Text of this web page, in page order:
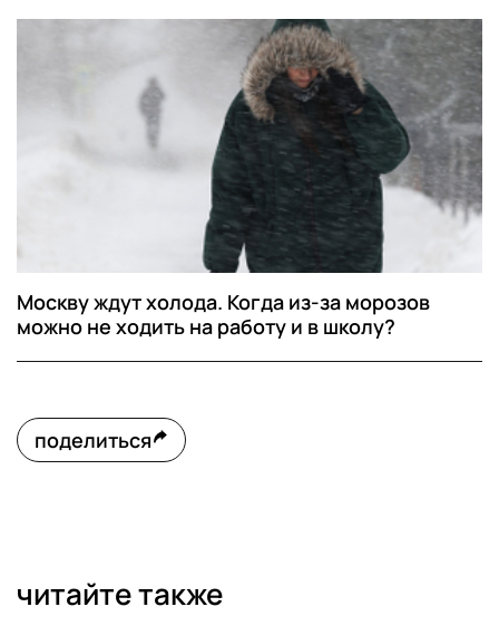
Москву ждут холода. Когда из-за морозов
можно не ходить на работу и в школу?
поделиться
читайте также